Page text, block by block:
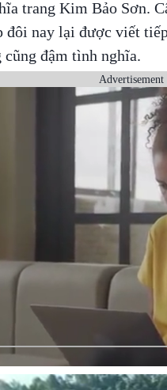
trang Kim Bảo Sơn.
đôi nay lại được viết
đậm tình nghĩa.
Advertisement